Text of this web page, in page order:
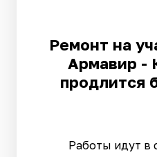
Ремонт на
Армавир -
продлится
Работы идут в